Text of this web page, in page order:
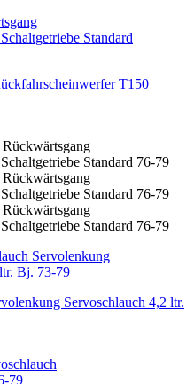
T150
Servoschlauch 4,2 ltr.